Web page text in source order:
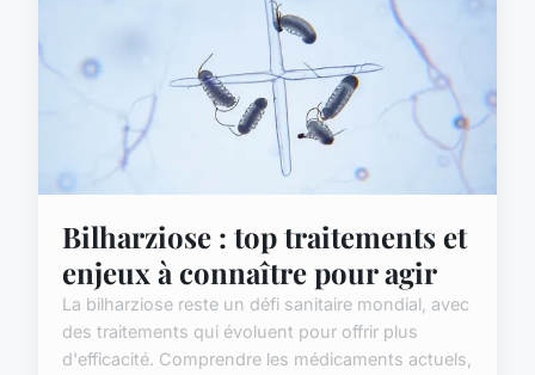
Bilharziose : top traitements et
enjeux à connaître pour agir
La bilharziose reste un défi sanitaire mondial, avec
des traitements qui évoluent pour offrir plus
d'efficacité. Comprendre les médicaments actuels,